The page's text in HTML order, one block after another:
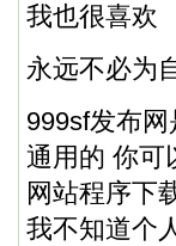
我也很喜欢
永远不必为
999sf发布
通用的 你可
网站程序下
我不知道个